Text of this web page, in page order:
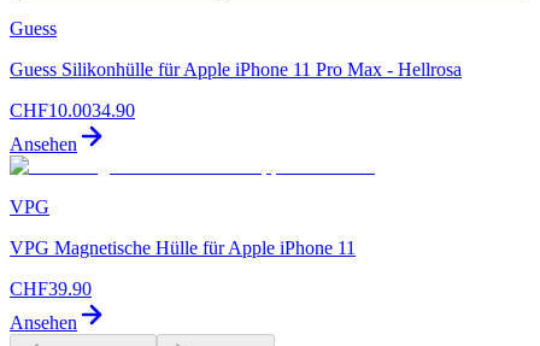
Guess
Guess Silikonhülle für Apple iPhone 11 Pro Max - Hellrosa
CHF10.0034.90
Ansehen
VPG
VPG Magnetische Hülle für Apple iPhone 11
CHF39.90
Ansehen